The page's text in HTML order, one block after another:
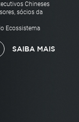
Chineses
sócios da
Ecossistema
SAIBA MAIS